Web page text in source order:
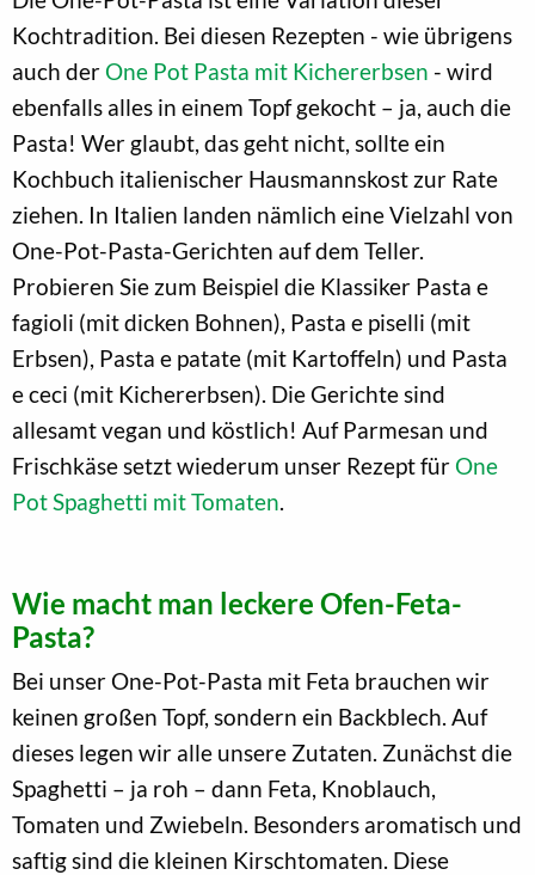
Kochtradition. Bei diesen Rezepten - wie übrigens
auch der One Pot Pasta mit Kichererbsen - wird
ebenfalls alles in einem Topf gekocht – ja, auch die
Pasta! Wer glaubt, das geht nicht, sollte ein
Kochbuch italienischer Hausmannskost zur Rate
ziehen. In Italien landen nämlich eine Vielzahl von
One-Pot-Pasta-Gerichten auf dem Teller.
Probieren Sie zum Beispiel die Klassiker Pasta e
fagioli (mit dicken Bohnen), Pasta e piselli (mit
Erbsen), Pasta e patate (mit Kartoffeln) und Pasta
e ceci (mit Kichererbsen). Die Gerichte sind
allesamt vegan und köstlich! Auf Parmesan und
Frischkäse setzt wiederum unser Rezept für One
Pot Spaghetti mit Tomaten.
Wie macht man leckere Ofen-Feta-
Pasta?
Bei unser One-Pot-Pasta mit Feta brauchen wir
keinen großen Topf, sondern ein Backblech. Auf
dieses legen wir alle unsere Zutaten. Zunächst die
Spaghetti – ja roh – dann Feta, Knoblauch,
Tomaten und Zwiebeln. Besonders aromatisch und
saftig sind die kleinen Kirschtomaten. Diese